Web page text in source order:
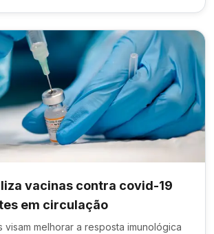
vacinas contra covid-19
em circulação
visam melhorar a resposta imunológica